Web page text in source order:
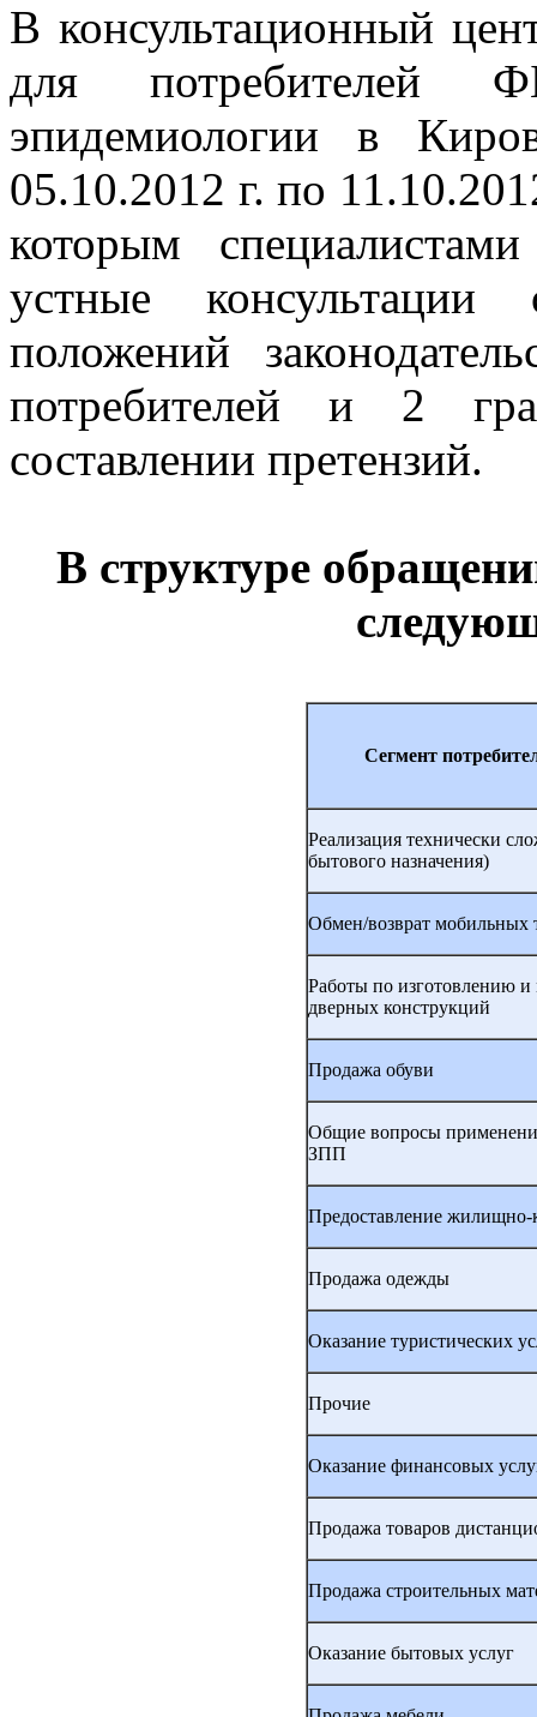
В консультационный
для потребителей
эпидемиологии в
05.10.2012 г. по
которым
устные
положений
потребителей и 2
составлении претензий.
В структуре
Сегмент
Реализация технически
бытового назначения)
Обмен/возврат мобильных
Работы по изготовлению
дверных конструкций
Продажа обуви
Общие вопросы
ЗПП
Предоставление жилищно-
Продажа одежды
Оказание туристических
Прочие
Оказание финансовых
Продажа товаров
Продажа строительных
Оказание бытовых услуг